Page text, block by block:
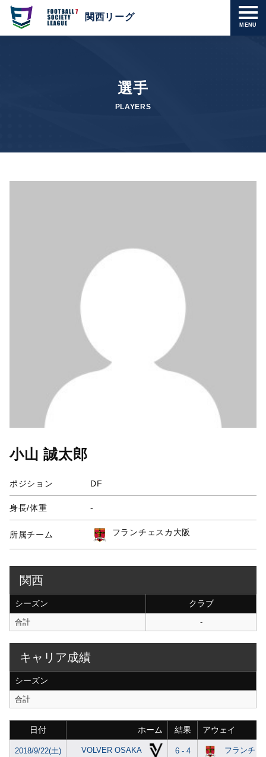
MENU
関西リーグ
選手
PLAYERS
小山 誠太郎
ポジション DF
身長/体重 -
所属チーム フランチェスカ大阪
関西
シーズン クラブ
合計 -
キャリア成績
シーズン
合計
日付 ホーム 結果 アウェイ
2018/9/22(土) VOLVER OSAKA 6 - 4 フランチェ